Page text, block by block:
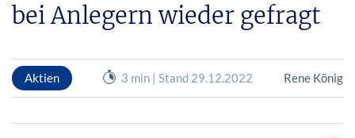
bei Anlegern wieder gefragt
Aktien 3 min | Stand 29.12.2022 Rene König